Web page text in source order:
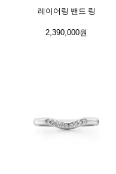
레이어링 밴드 링
2,390,000원